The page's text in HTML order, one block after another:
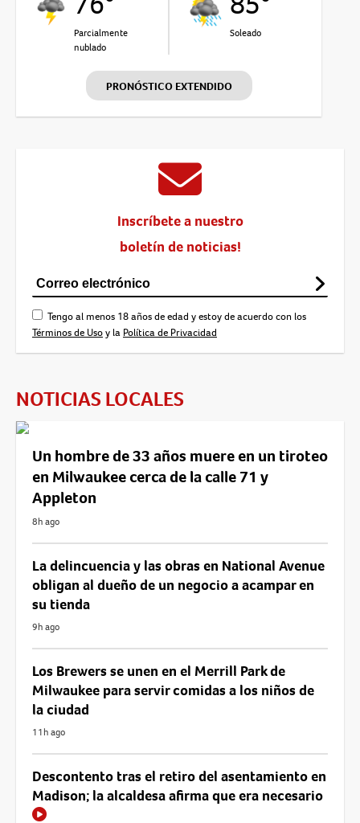
Parcialmente
nublado
Soleado
PRONÓSTICO EXTENDIDO
Inscríbete a nuestro
boletín de noticias!
Tengo al menos 18 años de edad y estoy de acuerdo con los
Términos de Usoy la Política de Privacidad
NOTICIAS LOCALES
Un hombre de 33 años muere en un tiroteo
en Milwaukee cerca de la calle 71 y
Appleton
8h ago
La delincuencia y las obras en National Avenue
obligan al dueño de un negocio a acampar en
su tienda
9h ago
Los Brewers se unen en el Merrill Park de
Milwaukee para servir comidas a los niños de
la ciudad
11h ago
Descontento tras el retiro del asentamiento en
Madison; la alcaldesa afirma que era necesario